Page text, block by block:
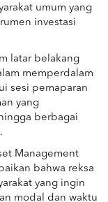
umum yang
investasi
latar belakang
memperdalam
sesi pemaparan
yang
berbagai
Management
bahwa reksa
yang ingin
modal dan waktu